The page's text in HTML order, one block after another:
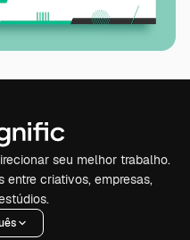
seu melhor trabalho.
entre criativos, empresas,